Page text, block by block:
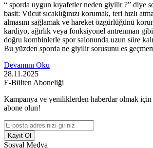
“ sporda uygun kıyafetler neden giyilir ?” diye
basit: Vücut sıcaklığınızı korumak, teri hızlı
almasını sağlamak ve hareket özgürlüğünü
kardiyo, ağırlık veya fonksiyonel antrenman
doğru kombinlerle spor salonunda uzun süre
Bu yüzden sporda ne giyilir sorusunu es
Devamını Oku
28.11.2025
E-Bülten Aboneliği
Kampanya ve yeniliklerden haberdar olmak
abone olun!
Kayıt Ol
Sosyal Medya